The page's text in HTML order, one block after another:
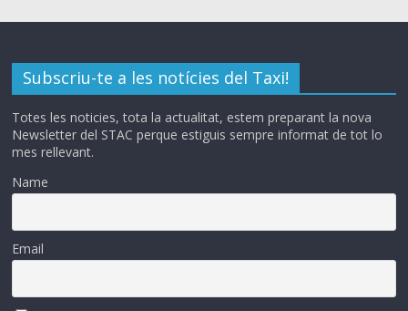
Subscriu-te a les notícies del Taxi!
Totes les noticies, tota la actualitat, estem preparant la nova
Newsletter del STAC perque estiguis sempre informat de tot lo
mes rellevant.
Name
Email